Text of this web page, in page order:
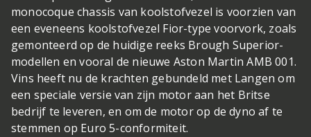
monocoque chassis van koolstofvezel is voorzien van
een eveneens koolstofvezel Fior-type voorvork, zoals
gemonteerd op de huidige reeks Brough Superior-
modellen en vooral de nieuwe Aston Martin AMB 001.
Vins heeft nu de krachten gebundeld met Langen om
een ​​speciale versie van zijn motor aan het Britse
bedrijf te leveren, en om de motor op de dyno af te
stemmen op Euro 5-conformiteit.